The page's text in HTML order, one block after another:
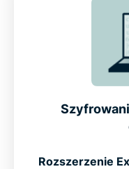
Rozszerzenie